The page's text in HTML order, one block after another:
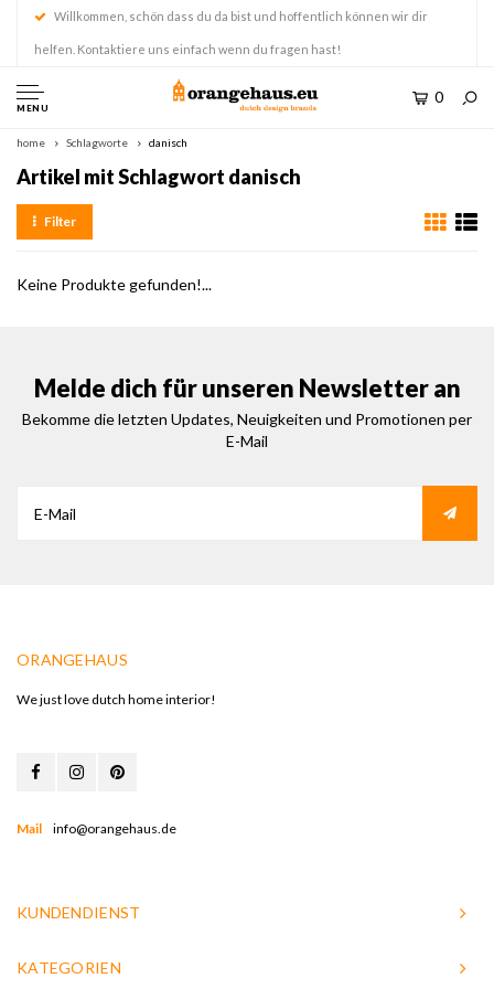
Willkommen, schön dass du da bist und hoffentlich können wir dir
helfen. Kontaktiere uns einfach wenn du fragen hast!
MENU
0
home Schlagworte danisch
Artikel mit Schlagwort danisch
Filter
Keine Produkte gefunden!...
Melde dich für unseren Newsletter an
Bekomme die letzten Updates, Neuigkeiten und Promotionen per
E-Mail
ORANGEHAUS
We just love dutch home interior!
Mail info@orangehaus.de
KUNDENDIENST
KATEGORIEN